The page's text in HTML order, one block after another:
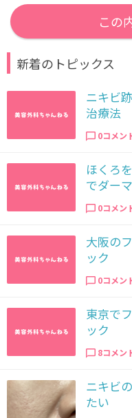
この
新着のトピックス
ニキビ
治療法
0コメン
ほくろ
でダー
0コメン
大阪の
ック
0コメン
東京で
ック
8コメン
ニキビ
たい